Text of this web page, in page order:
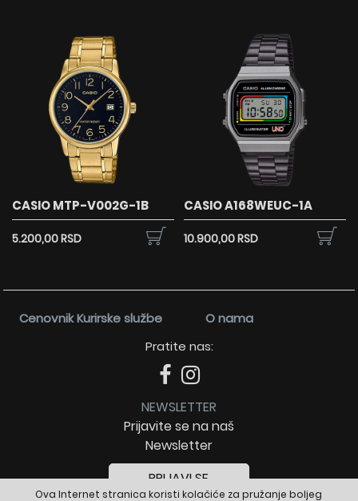
Ova Internet stranica koristi kolačiće za pružanje boljeg
CASIO MTP-V002G-1B
5.200,00 RSD
CASIO A168WEUC-1A
10.900,00 RSD
Cenovnik Kurirske službe
O nama
Pratite nas:
NEWSLETTER
Prijavite se na naš
Newsletter
PRIJAVI SE